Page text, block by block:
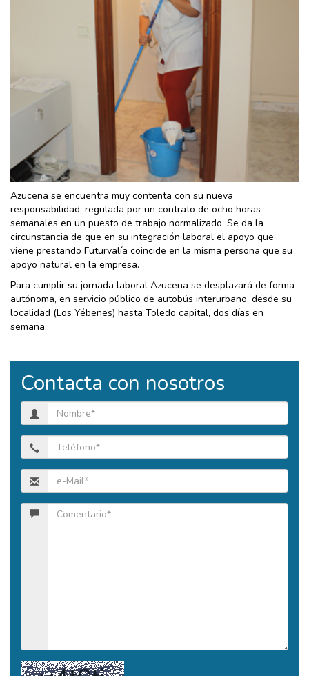
Azucena se encuentra muy contenta con su nueva
responsabilidad, regulada por un contrato de ocho horas
semanales en un puesto de trabajo normalizado. Se da la
circunstancia de que en su integración laboral el apoyo que
viene prestando Futurvalía coincide en la misma persona que su
apoyo natural en la empresa.
Para cumplir su jornada laboral Azucena se desplazará de forma
autónoma, en servicio público de autobús interurbano, desde su
localidad (Los Yébenes) hasta Toledo capital, dos días en
semana.
Contacta con nosotros